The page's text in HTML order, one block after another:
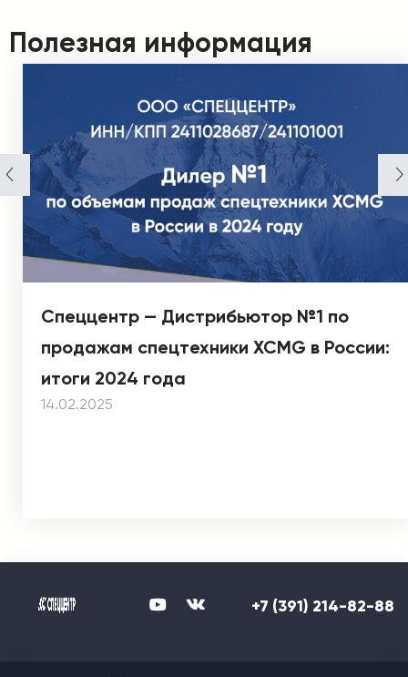
Полезная информация
Спеццентр — Дистрибьютор №1 по
продажам спецтехники XCMG в России:
итоги 2024 года
14.02.2025
+7 (391) 214-82-88